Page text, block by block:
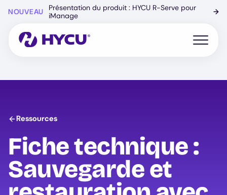
content
NOUVEAU
Présentation du produit : HYCU R-Serve pour
iManage
→
Open
Ressources
Fiche technique :
Sauvegarde et